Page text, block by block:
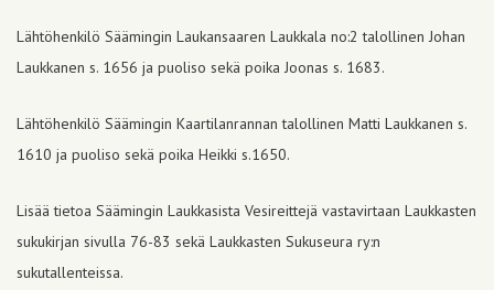
Lähtöhenkilö Säämingin Laukansaaren Laukkala no:2 talollinen Johan
Laukkanen s. 1656 ja puoliso sekä poika Joonas s. 1683.
Lähtöhenkilö Säämingin Kaartilanrannan talollinen Matti Laukkanen s.
1610 ja puoliso sekä poika Heikki s.1650.
Lisää tietoa Säämingin Laukkasista Vesireittejä vastavirtaan Laukkasten
sukukirjan sivulla 76-83 sekä Laukkasten Sukuseura ry:n
sukutallenteissa.